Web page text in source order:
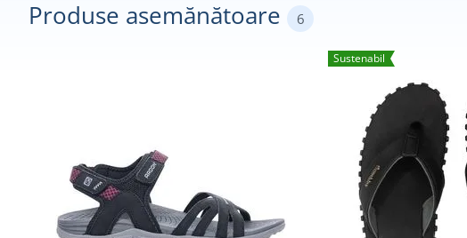
Produse asemănătoare 6
Sustenabil